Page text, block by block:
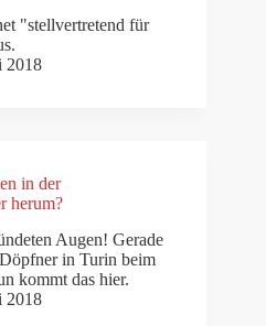
"stellvertretend für
2018
in der
herum?
Augen! Gerade
in Turin beim
kommt das hier.
2018